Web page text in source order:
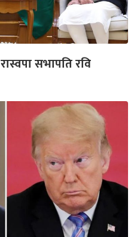
रास्वपा सभापति रवि